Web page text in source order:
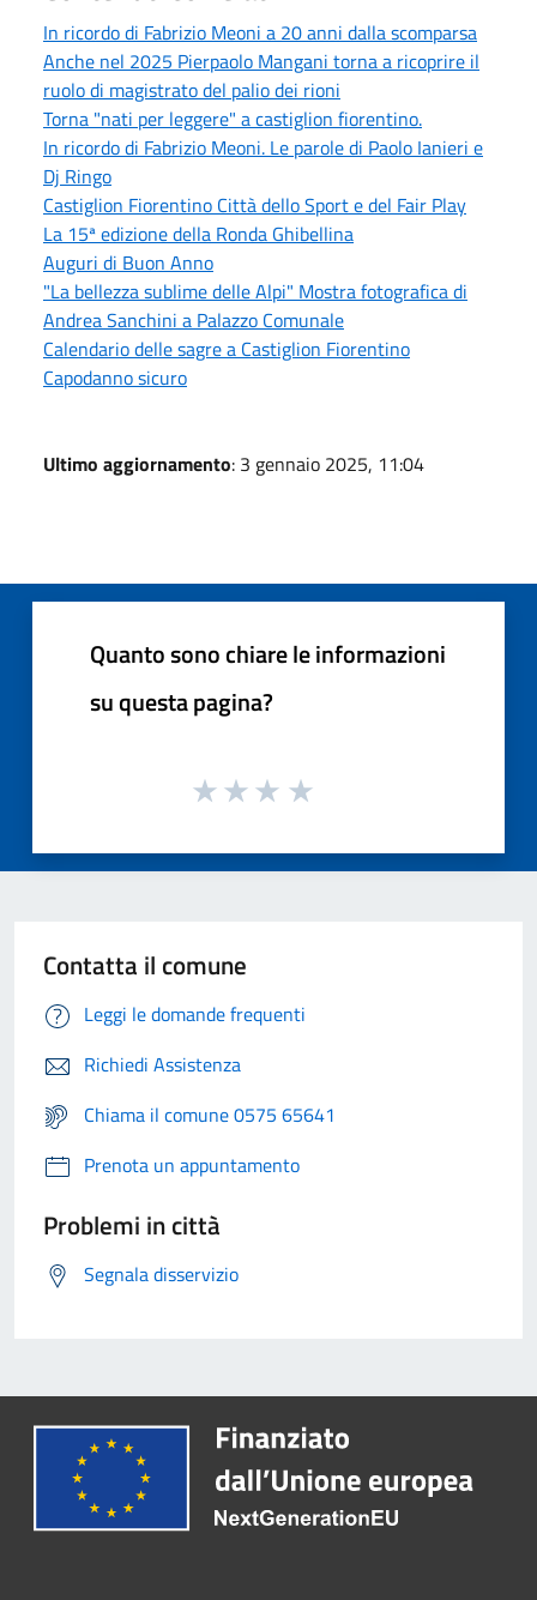
In ricordo di Fabrizio Meoni a 20 anni dalla scomparsa
Anche nel 2025 Pierpaolo Mangani torna a ricoprire il
ruolo di magistrato del palio dei rioni
Torna "nati per leggere" a castiglion fiorentino.
In ricordo di Fabrizio Meoni. Le parole di Paolo Ianieri e
Dj Ringo
Castiglion Fiorentino Città dello Sport e del Fair Play
La 15ª edizione della Ronda Ghibellina
Auguri di Buon Anno
"La bellezza sublime delle Alpi" Mostra fotografica di
Andrea Sanchini a Palazzo Comunale
Calendario delle sagre a Castiglion Fiorentino
Capodanno sicuro
Ultimo aggiornamento: 3 gennaio 2025, 11:04
Quanto sono chiare le informazioni
su questa pagina?
Contatta il comune
Leggi le domande frequenti
Richiedi Assistenza
Chiama il comune 0575 65641
Prenota un appuntamento
Problemi in città
Segnala disservizio